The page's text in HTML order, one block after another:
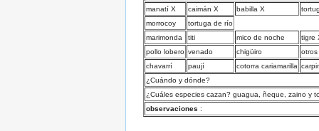
manatí X
caimán X babilla X
morrocoy
tortuga de río
marimonda
titi mico de noche
tigre
pollo lobero venado chigüiro
chavarrí
paují cotorra cariamarilla
¿Cuándo y dónde?
¿Cuáles especies cazan? guagua, ñeque, zaino y
observaciones :